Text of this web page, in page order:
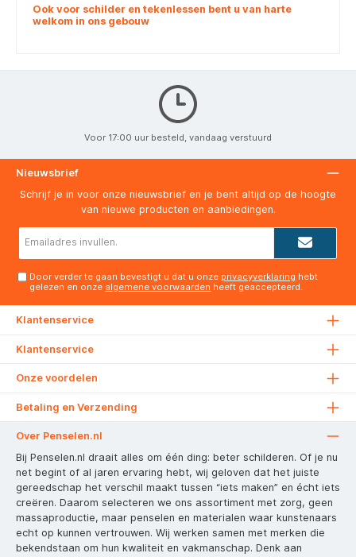
Ook voor schilder en tekenlessen bent u van harte
welkom in ons gebouw
Voor 17:00 uur besteld, vandaag verstuurd
Nieuwsbrief
Schrijf je in voor onze nieuwsbrief en je bent altijd op de hoogte
van nieuwe producten en aanbiedingen.
Door verder te gaan bevestigt u dat u onze privacyverklaring hebt
gelezen en onze algemene voorwaarden heeft geaccepteerd.
Klantenservice
Klantenservice
Onze voordelen
Betaling en Verzending
Over Penselen.nl
Bij Penselen.nl draait alles om één ding: beter schilderen. Of je nu
net begint of al jaren ervaring hebt, wij geloven dat het juiste
gereedschap het verschil maakt tussen “iets maken” en écht iets
creëren. Daarom selecteren we ons assortiment met zorg, geen
massaproductie, maar penselen en materialen waar kunstenaars
echt op kunnen vertrouwen. Wij werken samen met merken die
bekendstaan om hun kwaliteit en vakmanschap. Denk aan